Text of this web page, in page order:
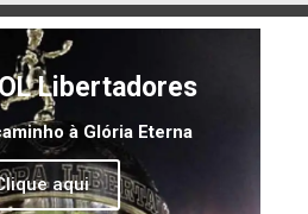
Libertadores
à Glória Eterna
aqui